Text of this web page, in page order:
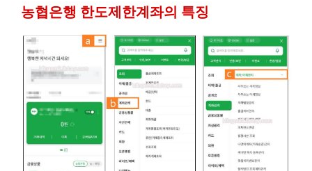
농협은행 한도제한계좌의 특징